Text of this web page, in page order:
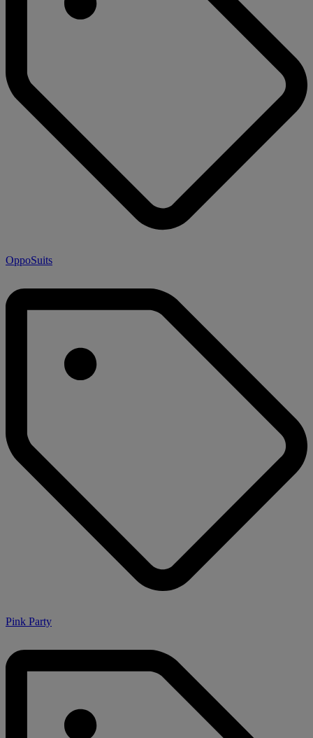
OppoSuits
Pink Party